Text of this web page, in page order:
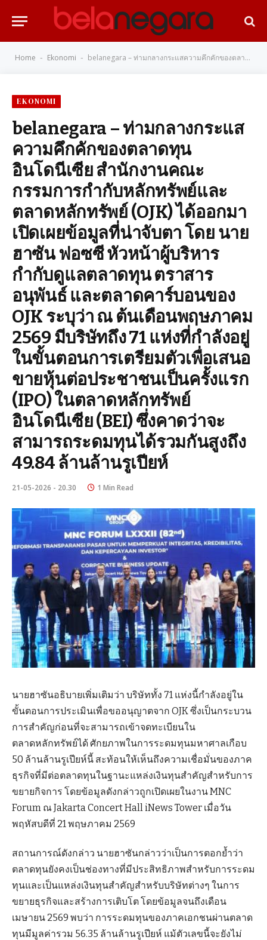
Home - Ekonomi - belanegara – ท่ามกลางกระแสความคึกคักของตลาดทุนอินโดนีเซีย สำนักงานคณะกรรมการกำกับหลักทรัพย์และตลาดหลักทรัพย์ (OJK) ได้ออกมาเปิดเผยข้อมูลที่น่าจับตา โดย นายฮาซัน ฟอซซี หัวหน้าผู้บริหารกำกับดูแลตลาดทุน ตราสารอนุพันธ์ และตลาดคาร์บอนของ OJK ระบุว่า ณ ต้นเดือนพฤษภาคม 2569 มีบริษัทถึง 71 แห่งที่กำลังอยู่ในขั้นตอนการเตรียมตัวเพื่อเสนอขายหุ้นต่อประชาชนเป็นครั้งแรก (IPO) ในตลาดหลักทรัพย์อินโดนีเซีย (BEI) ซึ่งคาดว่าจะสามารถระดมทุนได้รวมกันสูงถึง 49.84 ล้านล้านรูเปียห์
EKONOMI
belanegara – ท่ามกลางกระแส
ความคึกคักของตลาดทุน
อินโดนีเซีย สำนักงานคณะ
กรรมการกำกับหลักทรัพย์และ
ตลาดหลักทรัพย์ (OJK) ได้ออกมา
เปิดเผยข้อมูลที่น่าจับตา โดย นาย
ฮาซัน ฟอซซี หัวหน้าผู้บริหาร
กำกับดูแลตลาดทุน ตราสาร
อนุพันธ์ และตลาดคาร์บอนของ
OJK ระบุว่า ณ ต้นเดือนพฤษภาคม
2569 มีบริษัทถึง 71 แห่งที่กำลังอยู่
ในขั้นตอนการเตรียมตัวเพื่อเสนอ
ขายหุ้นต่อประชาชนเป็นครั้งแรก
(IPO) ในตลาดหลักทรัพย์
อินโดนีเซีย (BEI) ซึ่งคาดว่าจะ
สามารถระดมทุนได้รวมกันสูงถึง
49.84 ล้านล้านรูเปียห์
21-05-2026 - 20.30 1 Min Read
นายฮาซันอธิบายเพิ่มเติมว่า บริษัททั้ง 71 แห่งนี้กำลังอยู่ใน
ขั้นตอนการประเมินเพื่อขออนุญาตจาก OJK ซึ่งเป็นกระบวน
การสำคัญก่อนที่จะสามารถเข้าจดทะเบียนใน
ตลาดหลักทรัพย์ได้ ศักยภาพในการระดมทุนมหาศาลเกือบ
50 ล้านล้านรูเปียห์นี้ สะท้อนให้เห็นถึงความเชื่อมั่นของภาค
ธุรกิจที่มีต่อตลาดทุนในฐานะแหล่งเงินทุนสำคัญสำหรับการ
ขยายกิจการ โดยข้อมูลดังกล่าวถูกเปิดเผยในงาน MNC
Forum ณ Jakarta Concert Hall iNews Tower เมื่อวัน
พฤหัสบดีที่ 21 พฤษภาคม 2569
สถานการณ์ดังกล่าว นายฮาซันกล่าวว่าเป็นการตอกย้ำว่า
ตลาดทุนยังคงเป็นช่องทางที่มีประสิทธิภาพสำหรับการระดม
ทุนและเป็นแหล่งเงินทุนสำคัญสำหรับบริษัทต่างๆ ในการ
ขยายธุรกิจและสร้างการเติบโต โดยข้อมูลจนถึงเดือน
เมษายน 2569 พบว่า การระดมทุนของภาคเอกชนผ่านตลาด
ทุนมีมูลค่ารวม 56.35 ล้านล้านรูเปียห์ แม้ตัวเลขนี้จะยังไม่